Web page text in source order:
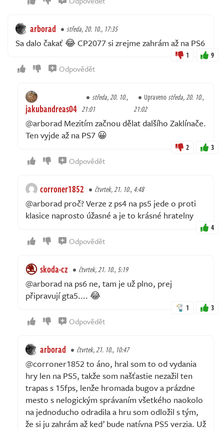
arborad středa, 20. 10., 17:35
Sa dalo čakať 😂 CP2077 si zrejme zahrám až na PS6
1 9
Odpovědět
jakubandreas04
středa, 20. 10.,
21:01
Upravenostředa, 20. 10.,
21:02
@arborad Mezitím začnou dělat dalšího Zaklínače.
Ten vyjde až na PS7 😀
2 3
Odpovědět
corroner1852 čtvrtek, 21. 10., 4:48
@arborad proč? Verze z ps4 na ps5 jede o proti
klasice naprosto úžasné a je to krásné hratelny
4
Odpovědět
skoda-cz čtvrtek, 21. 10., 5:19
@arborad na ps6 ne, tam je už plno, prej
připravují gta5.... 😂
1 3
Odpovědět
arborad čtvrtek, 21. 10., 10:47
@corroner1852 to áno, hral som to od vydania
hry len na PS5, takže som našťastie nezažil ten
trapas s 15fps, lenže hromada bugov a prázdne
mesto s nelogickým správaním všetkého naokolo
na jednoducho odradila a hru som odložil s tým,
že si ju zahrám až keď bude natívna PS5 verzia. Už